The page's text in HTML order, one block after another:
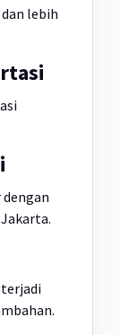
lebih